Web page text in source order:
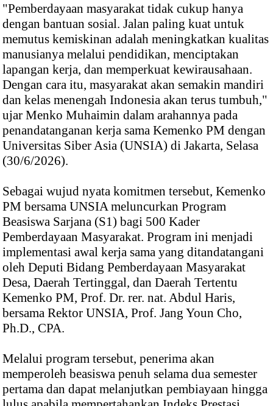
"Pemberdayaan masyarakat tidak cukup hanya
dengan bantuan sosial. Jalan paling kuat untuk
memutus kemiskinan adalah meningkatkan kualitas
manusianya melalui pendidikan, menciptakan
lapangan kerja, dan memperkuat kewirausahaan.
Dengan cara itu, masyarakat akan semakin mandiri
dan kelas menengah Indonesia akan terus tumbuh,"
ujar Menko Muhaimin dalam arahannya pada
penandatanganan kerja sama Kemenko PM dengan
Universitas Siber Asia (UNSIA) di Jakarta, Selasa
(30/6/2026).
Sebagai wujud nyata komitmen tersebut, Kemenko
PM bersama UNSIA meluncurkan Program
Beasiswa Sarjana (S1) bagi 500 Kader
Pemberdayaan Masyarakat. Program ini menjadi
implementasi awal kerja sama yang ditandatangani
oleh Deputi Bidang Pemberdayaan Masyarakat
Desa, Daerah Tertinggal, dan Daerah Tertentu
Kemenko PM, Prof. Dr. rer. nat. Abdul Haris,
bersama Rektor UNSIA, Prof. Jang Youn Cho,
Ph.D., CPA.
Melalui program tersebut, penerima akan
memperoleh beasiswa penuh selama dua semester
pertama dan dapat melanjutkan pembiayaan hingga